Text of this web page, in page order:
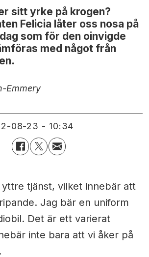
sitt yrke på krogen?
Felicia låter oss nosa på
som för den oinvigde
med något från
Emmery
08-23 - 10:34
tjänst, vilket innebär att
Jag bär en uniform
Det är ett varierat
inte bara att vi åker på